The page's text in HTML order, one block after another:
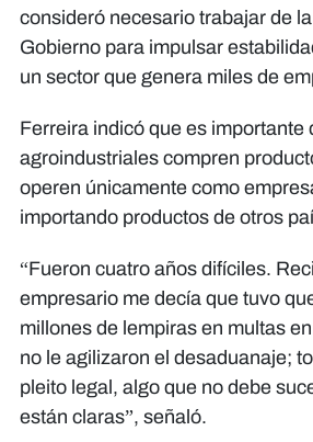
consideró necesario trabajar de
Gobierno para impulsar
un sector que genera miles de
Ferreira indicó que es importante
agroindustriales compren
operen únicamente como
importando productos de otros
“Fueron cuatro años difíciles.
empresario me decía que tuvo
millones de lempiras en multas
no le agilizaron el desaduanaje;
pleito legal, algo que no debe
están claras”, señaló.